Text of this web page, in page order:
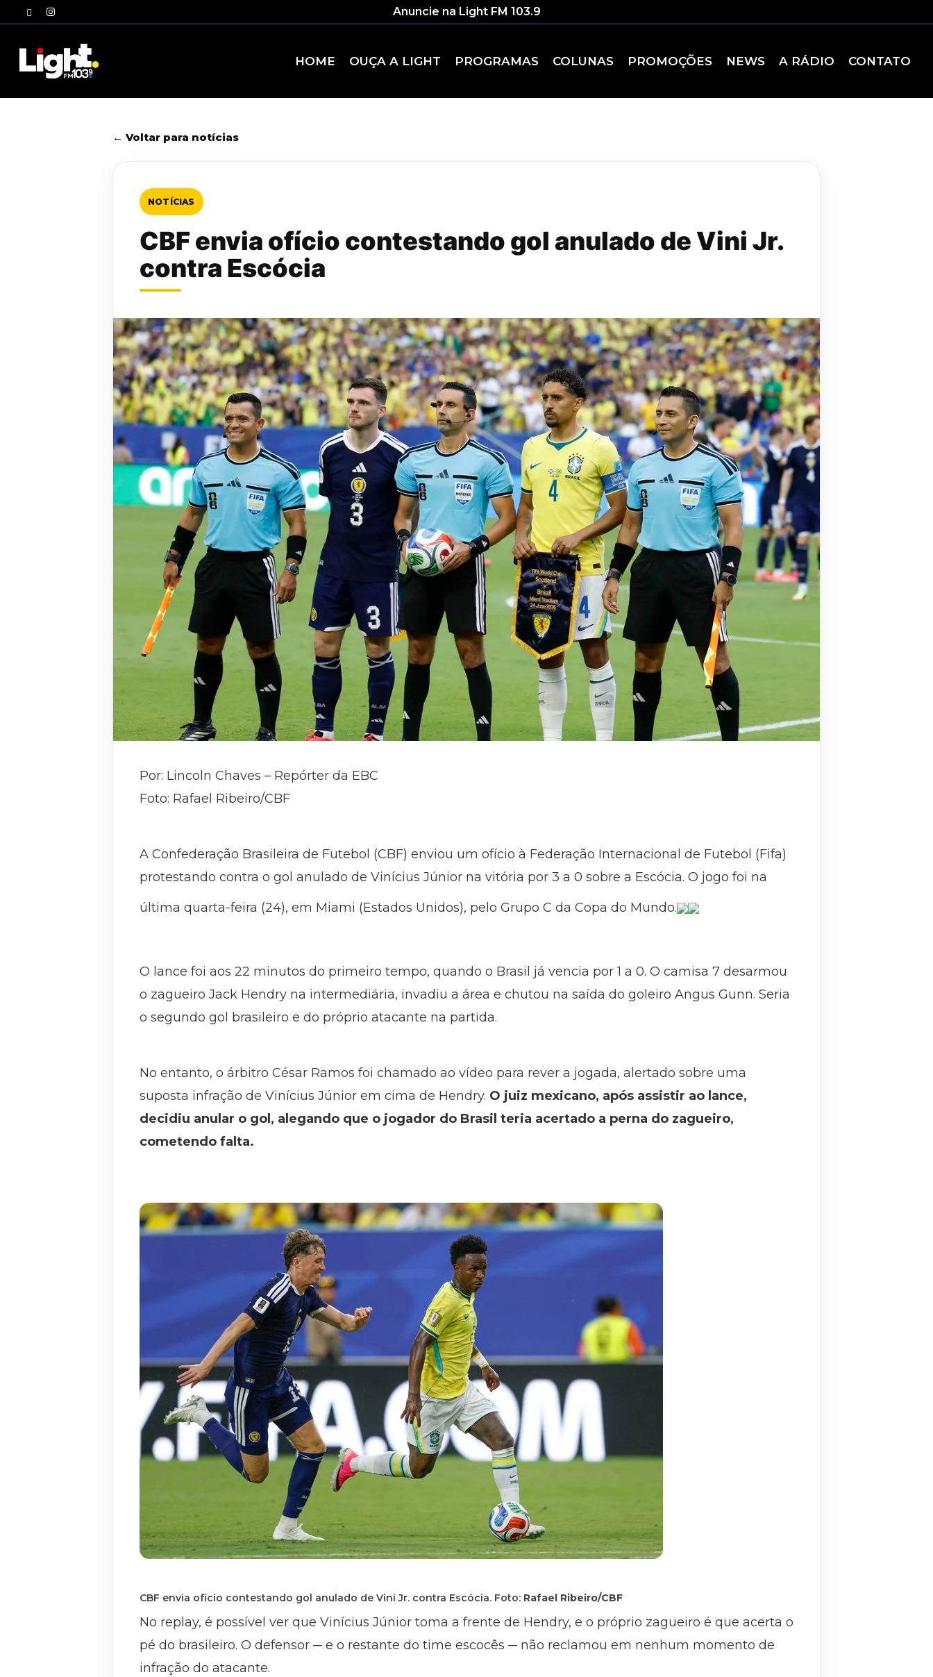
to
twitterinstagram Anuncie na Light FM 103.9
HOME OUÇA A LIGHT PROGRAMAS COLUNAS PROMOÇÕES NEWS A RÁDIO CONTATO
← Voltar para notícias
NOTÍCIAS
CBF envia ofício contestando gol anulado de Vini Jr.
contra Escócia
Por: Lincoln Chaves – Repórter da EBC
Foto: Rafael Ribeiro/CBF
A Confederação Brasileira de Futebol (CBF) enviou um ofício à Federação Internacional de Futebol (Fifa)
protestando contra o gol anulado de Vinícius Júnior na vitória por 3 a 0 sobre a Escócia. O jogo foi na
última quarta-feira (24), em Miami (Estados Unidos), pelo Grupo C da Copa do Mundo.
O lance foi aos 22 minutos do primeiro tempo, quando o Brasil já vencia por 1 a 0. O camisa 7 desarmou
o zagueiro Jack Hendry na intermediária, invadiu a área e chutou na saída do goleiro Angus Gunn. Seria
o segundo gol brasileiro e do próprio atacante na partida.
No entanto, o árbitro César Ramos foi chamado ao vídeo para rever a jogada, alertado sobre uma
suposta infração de Vinícius Júnior em cima de Hendry. O juiz mexicano, após assistir ao lance,
decidiu anular o gol, alegando que o jogador do Brasil teria acertado a perna do zagueiro,
cometendo falta.
CBF envia ofício contestando gol anulado de Vini Jr. contra Escócia. Foto: Rafael Ribeiro/CBF
No replay, é possível ver que Vinícius Júnior toma a frente de Hendry, e o próprio zagueiro é que acerta o
pé do brasileiro. O defensor ─ e o restante do time escocês ─ não reclamou em nenhum momento de
infração do atacante.